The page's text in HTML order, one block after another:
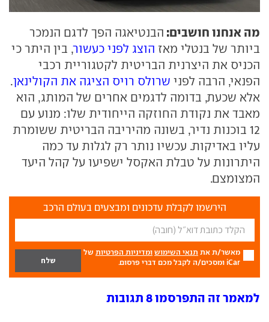
מה אנחנו חושבים: הבנטיאגה הפך לדגם הנמכר
ביותר של בנטלי מאז הוצג לפני כעשור, בין היתר כי
הכניס את היצרנית הבריטית לקטגוריית רכבי
הפנאי, הרבה לפני שרולס רויס הציגה את הקולינאן.
אלא שכעת, בדומה לדגמים אחרים של המותג, הוא
מאבד את נקודת החוזקה הייחודית שלו: מנוע עם
12 בוכנות נדיר, בשונה מהיריבה הבריטית ששומרת
עליו באדיקות. עכשיו נותר רק לגלות עד כמה
היתרונות על טבלת האקסל ישפיעו על קהל היעד
המצומצם.
הירשמו לקבלת עדכונים ומבצעים בעולם הרכב
מאשר/ת את תנאי השימוש ומדיניות הפרטיות של
iCar ומסכים/ה לקבל מכם דברי פרסום.
למאמר זה התפרסמו 8 תגובות